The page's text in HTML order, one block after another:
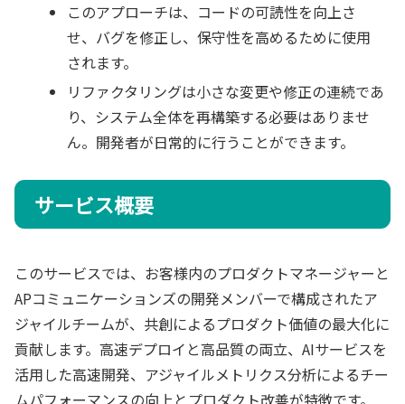
このアプローチは、コードの可読性を向上さ
せ、バグを修正し、保守性を高めるために使用
されます。
リファクタリングは小さな変更や修正の連続であ
り、システム全体を再構築する必要はありませ
ん。開発者が日常的に行うことができます。
サービス概要
このサービスでは、お客様内のプロダクトマネージャーと
APコミュニケーションズの開発メンバーで構成されたア
ジャイルチームが、共創によるプロダクト価値の最大化に
貢献します。高速デプロイと高品質の両立、AIサービスを
活用した高速開発、アジャイルメトリクス分析によるチー